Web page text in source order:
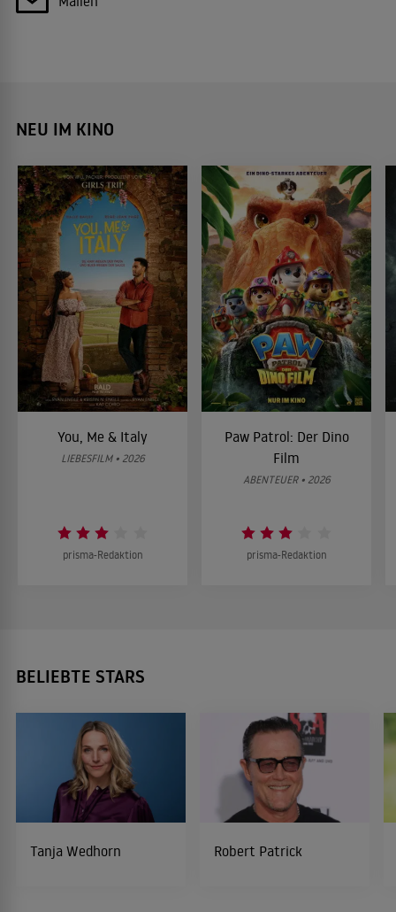
NEU IM KINO
You, Me & Italy
LIEBESFILM • 2026
prisma-Redaktion
Paw Patrol: Der Dino
Film
ABENTEUER • 2026
prisma-Redaktion
BELIEBTE STARS
Tanja Wedhorn Robert Patrick